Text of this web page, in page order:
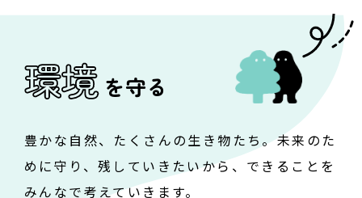
環境を守る
豊かな自然、たくさんの生き物たち。未来のた
めに守り、残していきたいから、 できることを
みんなで考えていきます。